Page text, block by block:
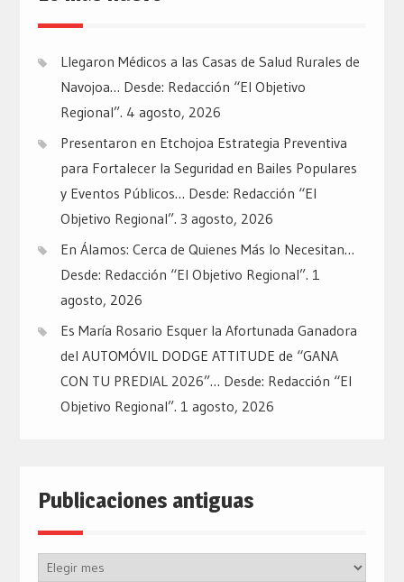
Llegaron Médicos a las Casas de Salud Rurales de
Navojoa… Desde: Redacción “El Objetivo
Regional”. 4 agosto, 2026
Presentaron en Etchojoa Estrategia Preventiva
para Fortalecer la Seguridad en Bailes Populares
y Eventos Públicos… Desde: Redacción “El
Objetivo Regional”. 3 agosto, 2026
En Álamos: Cerca de Quienes Más lo Necesitan…
Desde: Redacción “El Objetivo Regional”. 1
agosto, 2026
Es María Rosario Esquer la Afortunada Ganadora
del AUTOMÓVIL DODGE ATTITUDE de “GANA
CON TU PREDIAL 2026”… Desde: Redacción “El
Objetivo Regional”. 1 agosto, 2026
Publicaciones antiguas
Publicaciones